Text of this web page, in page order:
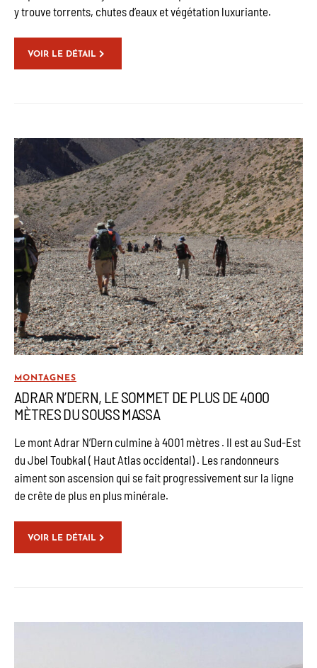
y trouve torrents, chutes d’eaux et végétation luxuriante.
VOIR LE DÉTAIL
MONTAGNES
ADRAR N’DERN, LE SOMMET DE PLUS DE 4000
MÈTRES DU SOUSS MASSA
Le mont Adrar N’Dern culmine à 4001 mètres . Il est au Sud-Est
du Jbel Toubkal ( Haut Atlas occidental) . Les randonneurs
aiment son ascension qui se fait progressivement sur la ligne
de crête de plus en plus minérale.
VOIR LE DÉTAIL